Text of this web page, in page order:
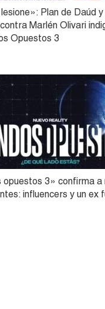
Plan de Daúd y
Marlén Olivari
Opuestos 3
opuestos 3» confirma a
influencers y un ex